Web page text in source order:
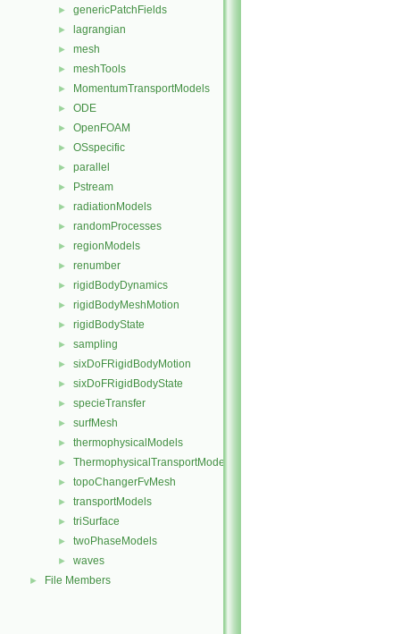
► genericPatchFields
► lagrangian
► mesh
► meshTools
► MomentumTransportModels
► ODE
► OpenFOAM
► OSspecific
► parallel
► Pstream
► radiationModels
► randomProcesses
► regionModels
► renumber
► rigidBodyDynamics
► rigidBodyMeshMotion
► rigidBodyState
► sampling
► sixDoFRigidBodyMotion
► sixDoFRigidBodyState
► specieTransfer
► surfMesh
► thermophysicalModels
► ThermophysicalTransportModels
► topoChangerFvMesh
► transportModels
► triSurface
► twoPhaseModels
► waves
► File Members